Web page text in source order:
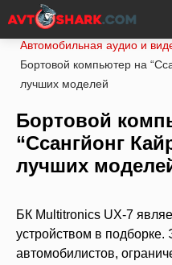
Главная Статьи
Автомобильная аудио и
Бортовой компьютер на
лучших моделей
Бортовой
“Ссангйонг
лучших
БК Multitronics UX-7
устройством в
автомобилистов,